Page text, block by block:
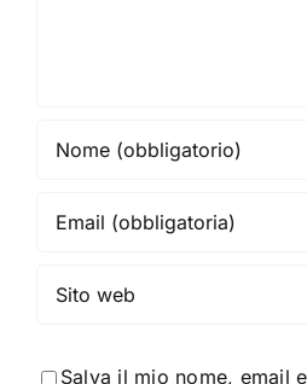
Salva il mio nome, email